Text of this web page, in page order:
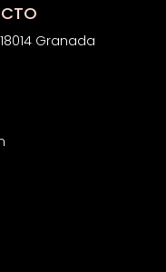
Granada